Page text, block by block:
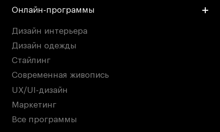
Онлайн-программы
Дизайн интерьера
Дизайн одежды
Стайлинг
Современная живопись
UX/UI-дизайн
Маркетинг
Все программы